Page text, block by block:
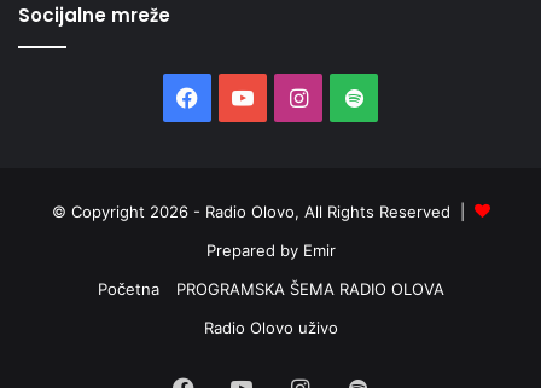
Radio Olovo/A.M
Socijalne mreže
Facebook
YouTubeInstagram
Spotify
© Copyright 2026 - Radio Olovo, All Rights Reserved |
Prepared by Emir
Početna
PROGRAMSKA ŠEMA RADIO OLOVA
Radio Olovo uživo